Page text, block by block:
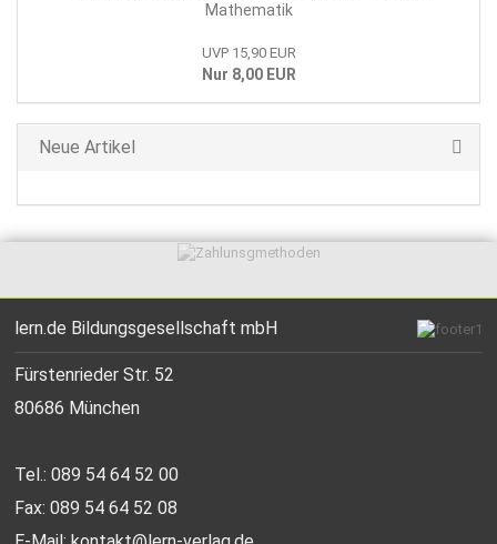
Mathematik
UVP 15,90 EUR
Nur 8,00 EUR
Neue Artikel
lern.de Bildungsgesellschaft mbH
Fürstenrieder Str. 52
80686 München
Tel.: 089 54 64 52 00
Fax: 089 54 64 52 08